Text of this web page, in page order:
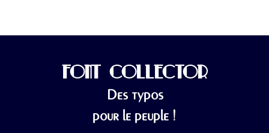
FONT COLLECTOR
Des typos
pour le peuple !